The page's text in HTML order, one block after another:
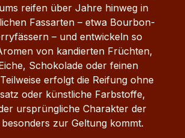
reifen über Jahre hinweg in
Fassarten – etwa Bourbon-
– und entwickeln so
von kandierten Früchten,
Schokolade oder feinen
erfolgt die Reifung ohne
oder künstliche Farbstoffe,
ursprüngliche Charakter der
besonders zur Geltung kommt.